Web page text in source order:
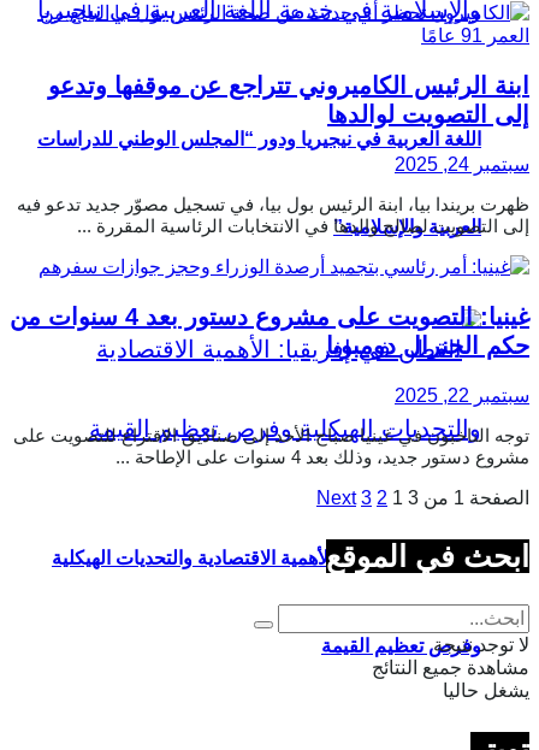
اللغة العربية في نيجيريا ودور “المجلس الوطني للدراسات
العربية والإسلامية”
القطن في إفريقيا: الأهمية الاقتصادية والتحديات الهيكلية
وفرص تعظيم القيمة
ابنة الرئيس الكاميروني تتراجع عن موقفها وتدعو
إلى التصويت لوالدها
سبتمبر 24, 2025
ظهرت بريندا بيا، ابنة الرئيس بول بيا، في تسجيل مصوّر جديد تدعو فيه
إلى التصويت لصالح والدها في الانتخابات الرئاسية المقررة ...
غينيا: التصويت على مشروع دستور بعد 4 سنوات من
حكم الجنرال دومبويا
سبتمبر 22, 2025
توجه الناخبون في غينيا صباح الأحد إلى صناديق الاقتراع للتصويت على
مشروع دستور جديد، وذلك بعد 4 سنوات على الإطاحة ...
الصفحة 1 من 3
1
2
3
Next
ابحث في الموقع
لا توجد نتيجة
مشاهدة جميع النتائج
يشغل حاليا